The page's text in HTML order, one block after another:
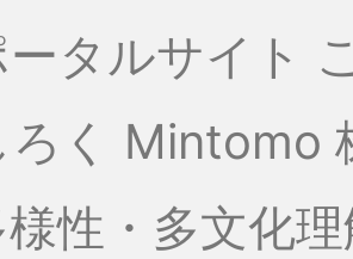
タルサイト
ろく Mintomo
性・多文化